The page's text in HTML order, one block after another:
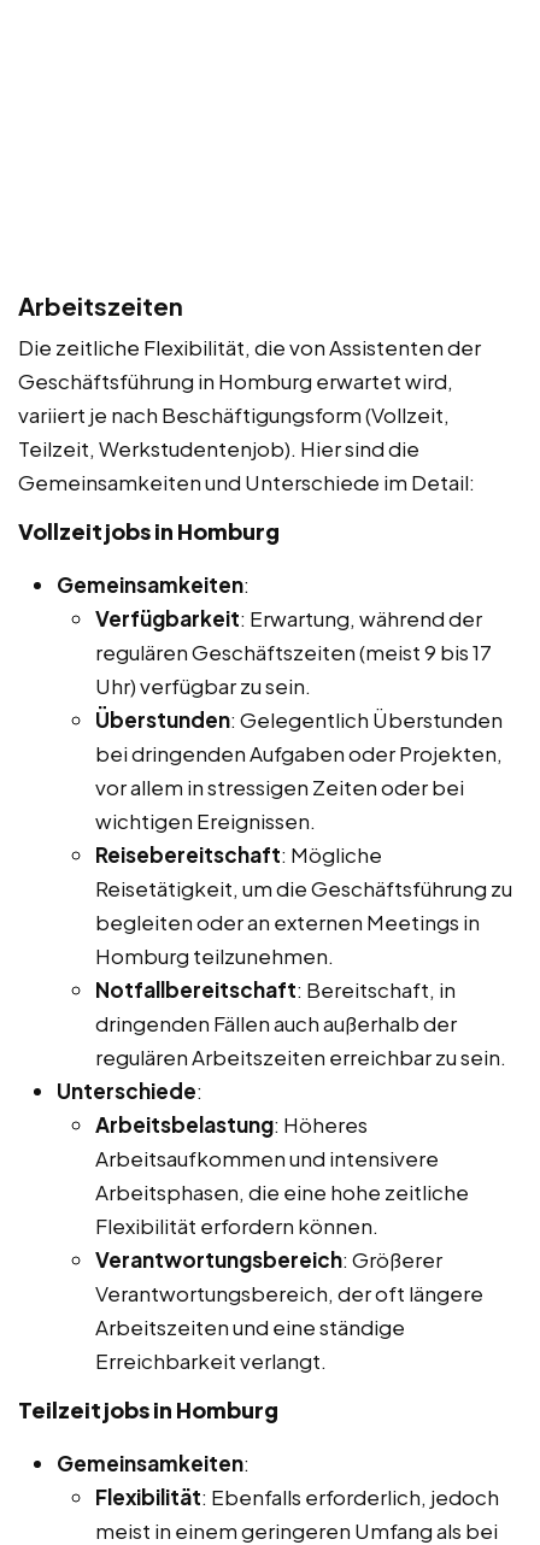
Arbeitszeiten
Die zeitliche Flexibilität, die von Assistenten der
Geschäftsführung in Homburg erwartet wird,
variiert je nach Beschäftigungsform (Vollzeit,
Teilzeit, Werkstudentenjob). Hier sind die
Gemeinsamkeiten und Unterschiede im Detail:
Vollzeitjobs in Homburg
Gemeinsamkeiten:
Verfügbarkeit: Erwartung, während der
regulären Geschäftszeiten (meist 9 bis 17
Uhr) verfügbar zu sein.
Überstunden: Gelegentlich Überstunden
bei dringenden Aufgaben oder Projekten,
vor allem in stressigen Zeiten oder bei
wichtigen Ereignissen.
Reisebereitschaft: Mögliche
Reisetätigkeit, um die Geschäftsführung zu
begleiten oder an externen Meetings in
Homburg teilzunehmen.
Notfallbereitschaft: Bereitschaft, in
dringenden Fällen auch außerhalb der
regulären Arbeitszeiten erreichbar zu sein.
Unterschiede:
Arbeitsbelastung: Höheres
Arbeitsaufkommen und intensivere
Arbeitsphasen, die eine hohe zeitliche
Flexibilität erfordern können.
Verantwortungsbereich: Größerer
Verantwortungsbereich, der oft längere
Arbeitszeiten und eine ständige
Erreichbarkeit verlangt.
Teilzeitjobs in Homburg
Gemeinsamkeiten:
Flexibilität: Ebenfalls erforderlich, jedoch
meist in einem geringeren Umfang als bei